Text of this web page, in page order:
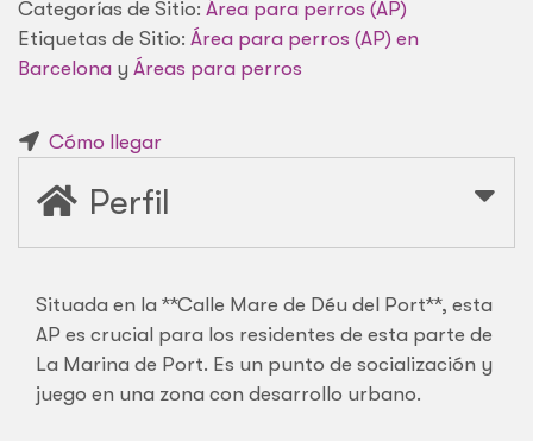
Categorías de Sitio: Área para perros (AP)
Etiquetas de Sitio: Área para perros (AP) en
Barcelona y Áreas para perros
Cómo llegar
Perfil
Situada en la **Calle Mare de Déu del Port**, esta
AP es crucial para los residentes de esta parte de
La Marina de Port. Es un punto de socialización y
juego en una zona con desarrollo urbano.